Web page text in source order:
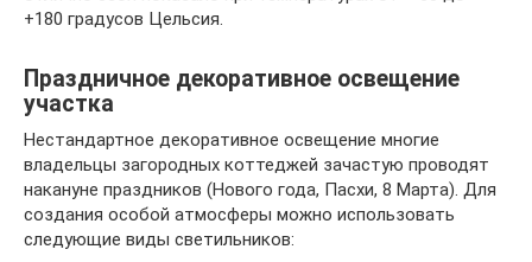
+180 градусов Цельсия.
Праздничное декоративное освещение
участка
Нестандартное декоративное освещение многие
владельцы загородных коттеджей зачастую проводят
накануне праздников (Нового года, Пасхи, 8 Марта). Для
создания особой атмосферы можно использовать
следующие виды светильников: